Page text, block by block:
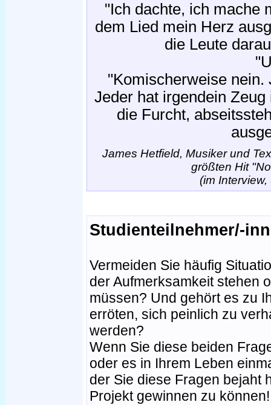
"Ich dachte, ich mache
dem Lied mein Herz
die Leute
"Komischerweise nein.
Jeder hat irgendein
die Furcht,
James Hetfield, Musiker und
größten Hit
(im
Studienteilnehmer/-
Vermeiden Sie häufig
der Aufmerksamkeit stehen
müssen? Und gehört es zu
erröten, sich peinlich zu
werden?
Wenn Sie diese beiden
oder es in Ihrem Leben
der Sie diese Fragen bejaht
Projekt gewinnen zu können!